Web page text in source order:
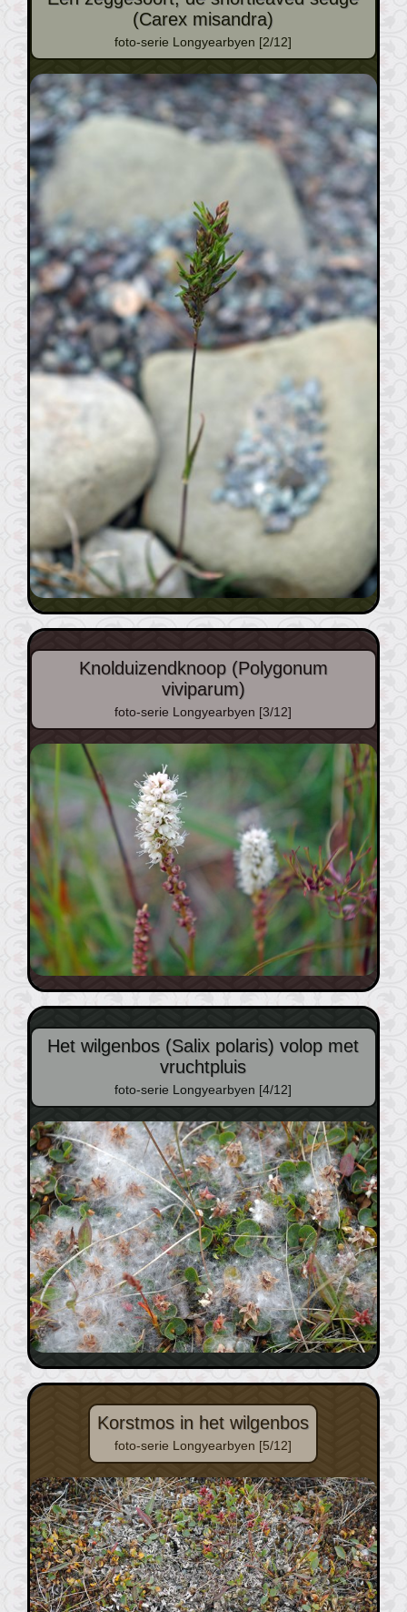
(Carex misandra)
foto-serie Longyearbyen [2/12]
Knolduizendknoop (Polygonum
viviparum)
foto-serie Longyearbyen [3/12]
Het wilgenbos (Salix polaris) volop met
vruchtpluis
foto-serie Longyearbyen [4/12]
Korstmos in het wilgenbos
foto-serie Longyearbyen [5/12]